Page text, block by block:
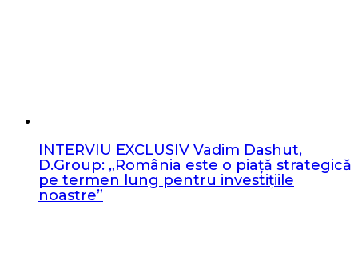
INTERVIU EXCLUSIV Vadim Dashut,
D.Group: „România este o piață strategică
pe termen lung pentru investițiile
noastre”